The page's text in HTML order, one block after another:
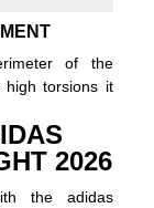
of the
high torsions it
2026
the adidas